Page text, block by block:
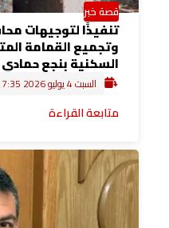
قصة خبر
تنفيذًا لتوجيهات
وتجميع القمامة
السكنية بنجع حمادي
السبت 4 يوليو 2026 7:35 ص
متابعة القراءة